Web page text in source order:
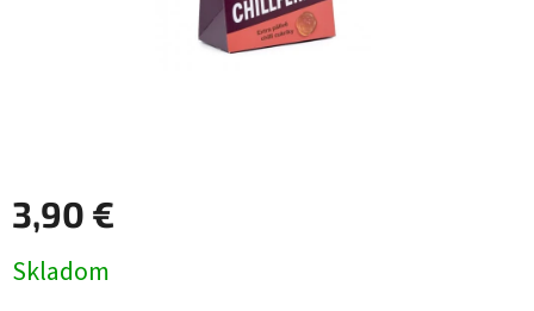
3,90 €
cena:
Skladom